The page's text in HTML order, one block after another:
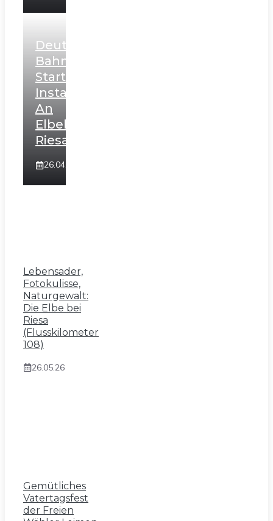
Deutsche
Bahn
Startet
Instandhaltung
An
Elbebrücke
Riesa
26.04.26
Lebensader,
Fotokulisse,
Naturgewalt:
Die Elbe bei
Riesa
(Flusskilometer
108)
26.05.26
Gemütliches
Vatertagsfest
der Freien